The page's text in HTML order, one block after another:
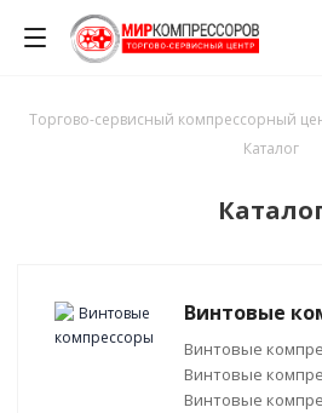
Торгово-сервисный компрессорный
Каталог
Винтовые
Винтовые
Винтовые
Винтовые